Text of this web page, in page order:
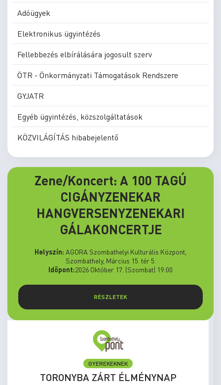
Adóügyek
Elektronikus ügyintézés
Fellebbezés elbírálására jogosult szerv
ÖTR - Önkormányzati Támogatások Rendszere
GYJATR
Egyéb ügyintézés, közszolgáltatások
KÖZVILÁGÍTÁS hibabejelentő
Zene/Koncert: A 100 TAGÚ
CIGÁNYZENEKAR
HANGVERSENYZENEKARI
GÁLAKONCERTJE
Helyszín: AGORA Szombathelyi Kulturális Központ,
Szombathely, Március 15. tér 5.
Időpont:2026 Október 17. (Szombat) 19:00
RÉSZLETEK
GYEREKEKNEK
TORONYBA ZÁRT ÉLMÉNYNAP